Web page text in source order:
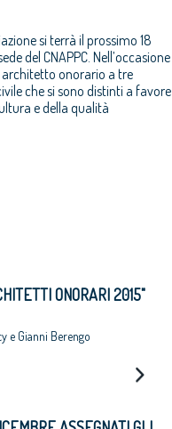
si terrà il prossimo 18
del CNAPPC. Nell’occasione
onorario a tre
che si sono distinti a favore
e della qualità
ONORARI 2015"
e Gianni Berengo